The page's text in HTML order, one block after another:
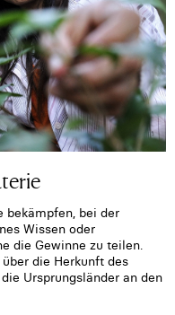
bekämpfen, bei der
Wissen oder
die Gewinne zu teilen.
die Herkunft des
Ursprungsländer an den